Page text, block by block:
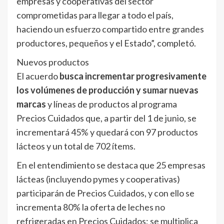
comprometidas para llegar a todo el país,
haciendo un esfuerzo compartido entre grandes
productores, pequeños y el Estado”, completó.
Nuevos productos
El acuerdobusca incrementar progresivamente
los volúmenes de producción y sumar nuevas
marcasy líneas de productos al programa
Precios Cuidados que, a partir del 1 de junio, se
incrementará 45% y quedará con 97 productos
lácteos y un total de 702 ítems.
En el entendimiento se destaca que 25 empresas
lácteas (incluyendo pymes y cooperativas)
participarán de Precios Cuidados, y con ello se
incrementa 80% la oferta de leches no
refrigeradas en Precios Cuidados; se multiplica